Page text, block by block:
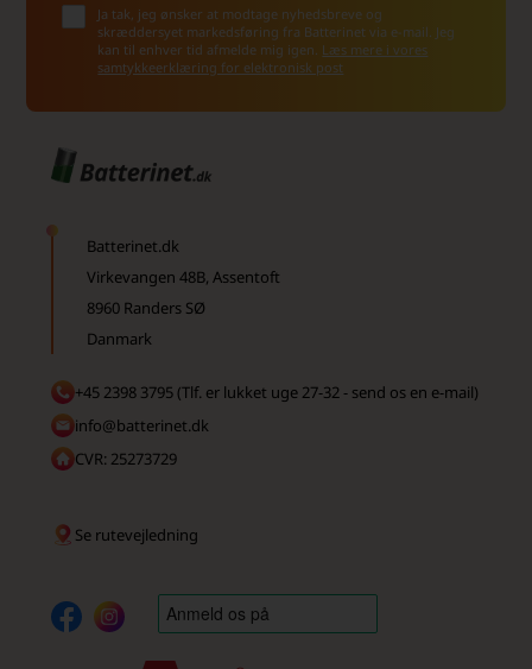
Ja tak, jeg ønsker at modtage nyhedsbreve og
skræddersyet markedsføring fra Batterinet via e-mail. Jeg
kan til enhver tid afmelde mig igen. Læs mere i vores
samtykkeerklæring for elektronisk post
Batterinet.dk
Virkevangen 48B, Assentoft
8960 Randers SØ
Danmark
+45 2398 3795 (Tlf. er lukket uge 27-32 - send os en e-mail)
info@batterinet.dk
CVR: 25273729
Se rutevejledning